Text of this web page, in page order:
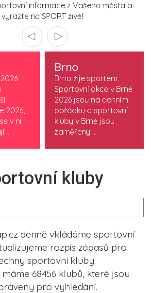
informace z Vašeho města a
vyrazte na SPORT živě!
2026,
v ní
...
Brno
Brno žije sportem.
Sportovní akce v Brně
2026 jsou na denním
pořádku a sportovní
kluby v Brně jsou
zaměřeny ...
kluby
denně vkládáme sportovní
rozpis zápasů pro
sportovní kluby.
68456 klubů, které jsou
pro vyhledání.